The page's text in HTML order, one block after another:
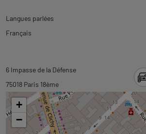
Langues parlées
Français
l'onglet
informations
Revenir
à
l'onglet
carte
6 Impasse de la Défense
75018 Paris 18ème
+
−